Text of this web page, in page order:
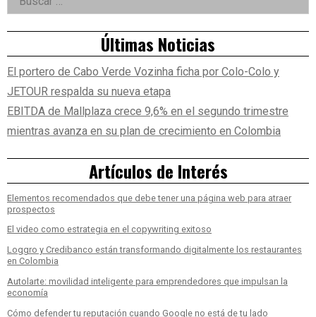
Asides
Últimas Noticias
El portero de Cabo Verde Vozinha ficha por Colo-Colo y
JETOUR respalda su nueva etapa
EBITDA de Mallplaza crece 9,6% en el segundo trimestre
mientras avanza en su plan de crecimiento en Colombia
Artículos de Interés
Elementos recomendados que debe tener una página web para atraer
prospectos
El video como estrategia en el copywriting exitoso
Loggro y Credibanco están transformando digitalmente los restaurantes
en Colombia
Autolarte: movilidad inteligente para emprendedores que impulsan la
economía
Cómo defender tu reputación cuando Google no está de tu lado